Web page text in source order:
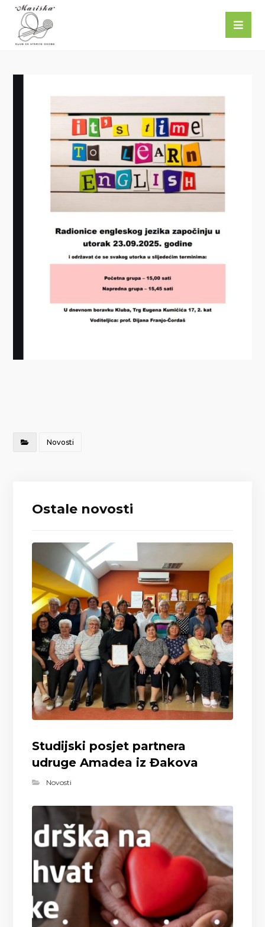
Novosti
Ostale novosti
Studijski posjet partnera
udruge Amadea iz Đakova
Novosti